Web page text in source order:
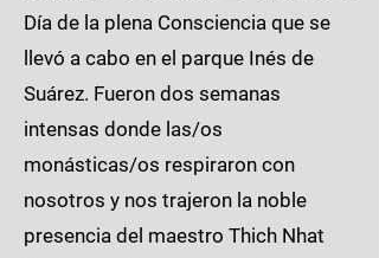
Día de la plena Consciencia que se
llevó a cabo en el parque Inés de
Suárez. Fueron dos semanas
intensas donde las/os
monásticas/os respiraron con
nosotros y nos trajeron la noble
presencia del maestro Thich Nhat